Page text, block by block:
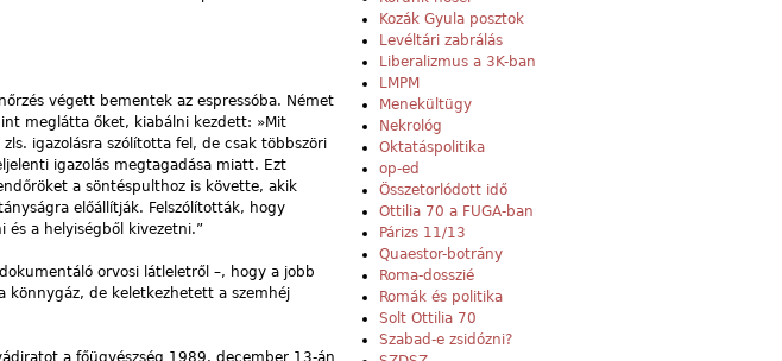
végett bementek az espressóba. Német
meglátta őket, kiabálni kezdett: »Mit
igazolásra szólította fel, de csak többszöri
igazolás megtagadása miatt. Ezt
a söntéspulthoz is követte, akik
előállítják. Felszólították, hogy
a helyiségből kivezetni.”
orvosi látleletről –, hogy a jobb
könnygáz, de keletkezhetett a szemhéj
a főügyészség 1989. december 13-án
Kozák Gyula posztok
Levéltári zabrálás
Liberalizmus a 3K-ban
LMPM
Menekültügy
Nekrológ
Oktatáspolitika
op-ed
Összetorlódott idő
Ottilia 70 a FUGA-ban
Párizs 11/13
Quaestor-botrány
Roma-dosszié
Romák és politika
Solt Ottilia 70
Szabad-e zsidózni?